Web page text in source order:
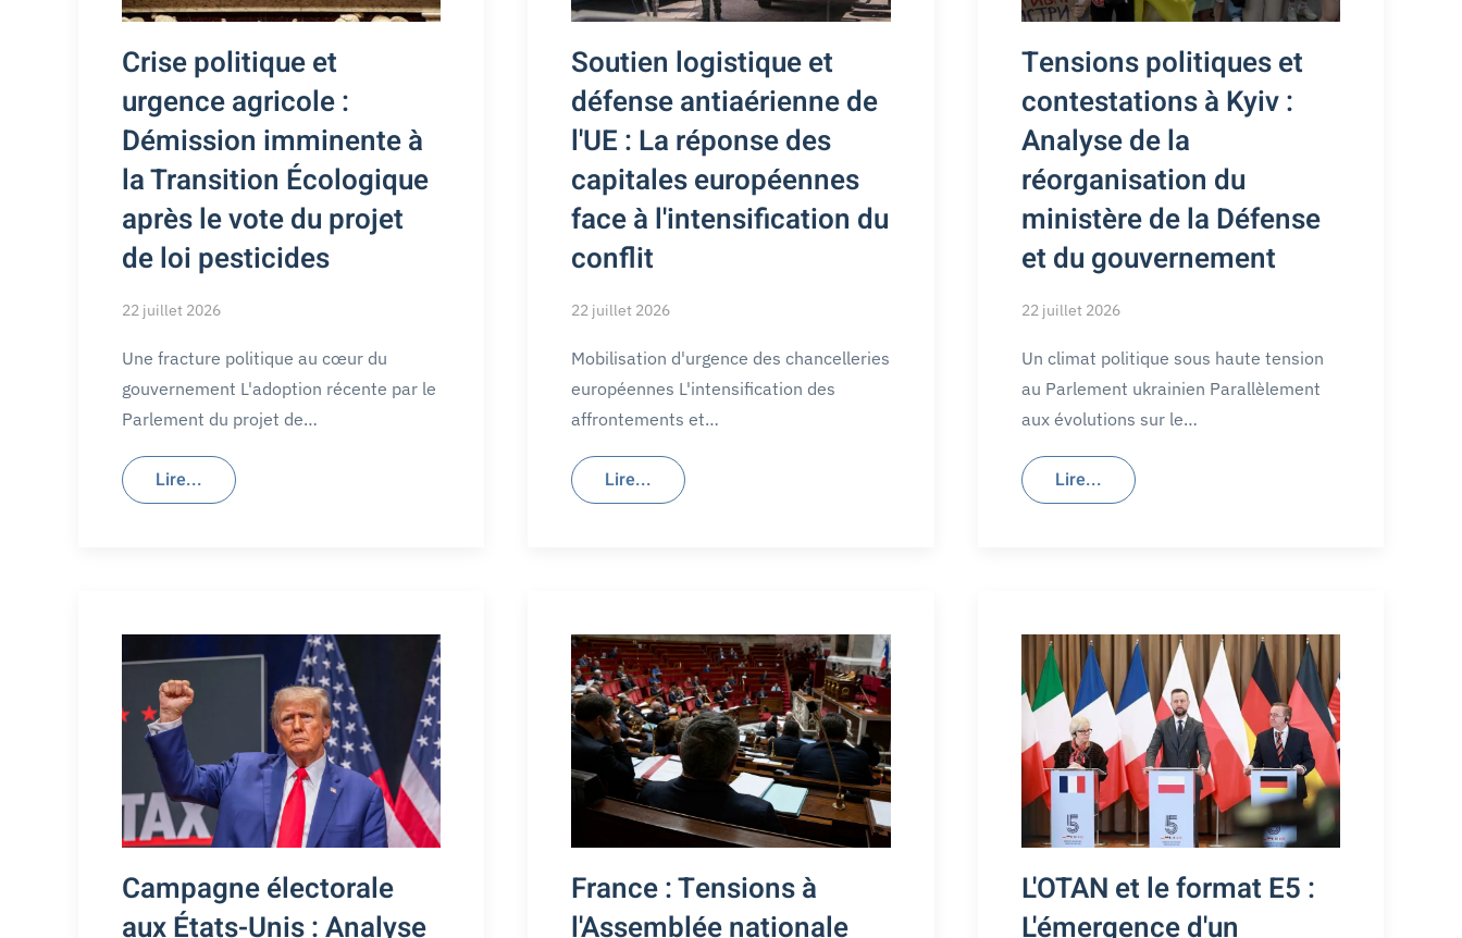
Crise politique et
urgence agricole :
Démission imminente à
la Transition Écologique
après le vote du projet
de loi pesticides
22 juillet 2026
Une fracture politique au cœur du
gouvernement L'adoption récente par le
Parlement du projet de…
Lire...
Soutien logistique et
défense antiaérienne de
l'UE : La réponse des
capitales européennes
face à l'intensification du
conflit
22 juillet 2026
Mobilisation d'urgence des chancelleries
européennes L'intensification des
affrontements et…
Lire...
Tensions politiques et
contestations à Kyiv :
Analyse de la
réorganisation du
ministère de la Défense
et du gouvernement
22 juillet 2026
Un climat politique sous haute tension
au Parlement ukrainien Parallèlement
aux évolutions sur le…
Lire...
Campagne électorale
aux États-Unis : Analyse
France : Tensions à
l'Assemblée nationale
L'OTAN et le format E5 :
L'émergence d'un